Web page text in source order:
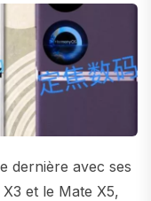
dernière avec ses
et le Mate X5,